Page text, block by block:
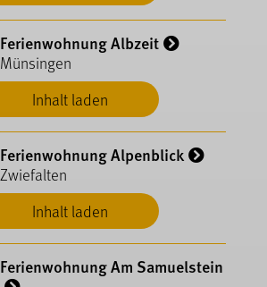
Inhalt laden
Ferienwohnung Albzeit
Münsingen
Inhalt laden
Ferienwohnung Alpenblick
Zwiefalten
Ferienwohnung Am Samuelstein